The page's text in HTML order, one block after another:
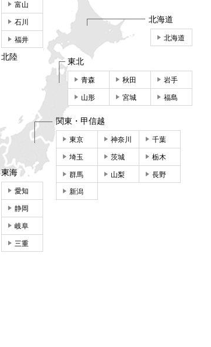
北海道
北海道
東北
青森 秋田 岩手
山形 宮城 福島
関東・甲信越
東京 神奈川 千葉
埼玉 茨城 栃木
群馬 山梨 長野
新潟
東海
愛知
静岡
岐阜
三重
富山
石川
福井
北陸